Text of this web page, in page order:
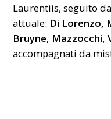
Laurentiis, seguito
attuale: Di Lorenzo,
Bruyne, Mazzocchi,
accompagnati da